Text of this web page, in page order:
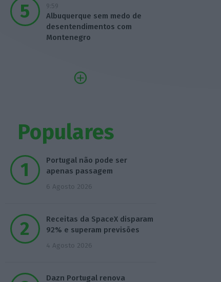
9:59
Albuquerque sem medo de
desentendimentos com
Montenegro
Populares
Portugal não pode ser
apenas passagem
6 Agosto 2026
Receitas da SpaceX disparam
92% e superam previsões
4 Agosto 2026
Dazn Portugal renova